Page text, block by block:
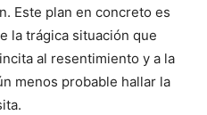
Este plan en concreto es
la trágica situación que
al resentimiento y a la
menos probable hallar la